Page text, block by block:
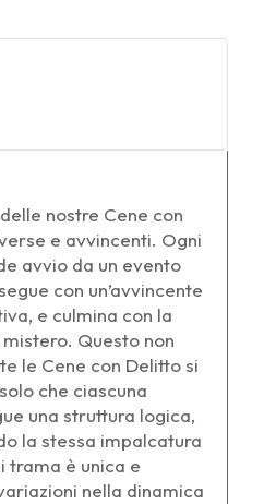
nostre Cene con
e avvincenti. Ogni
avvio da un evento
con un’avvincente
e culmina con la
Questo non
le Cene con Delitto si
che ciascuna
una struttura logica,
la stessa impalcatura
trama è unica e
nella dinamica